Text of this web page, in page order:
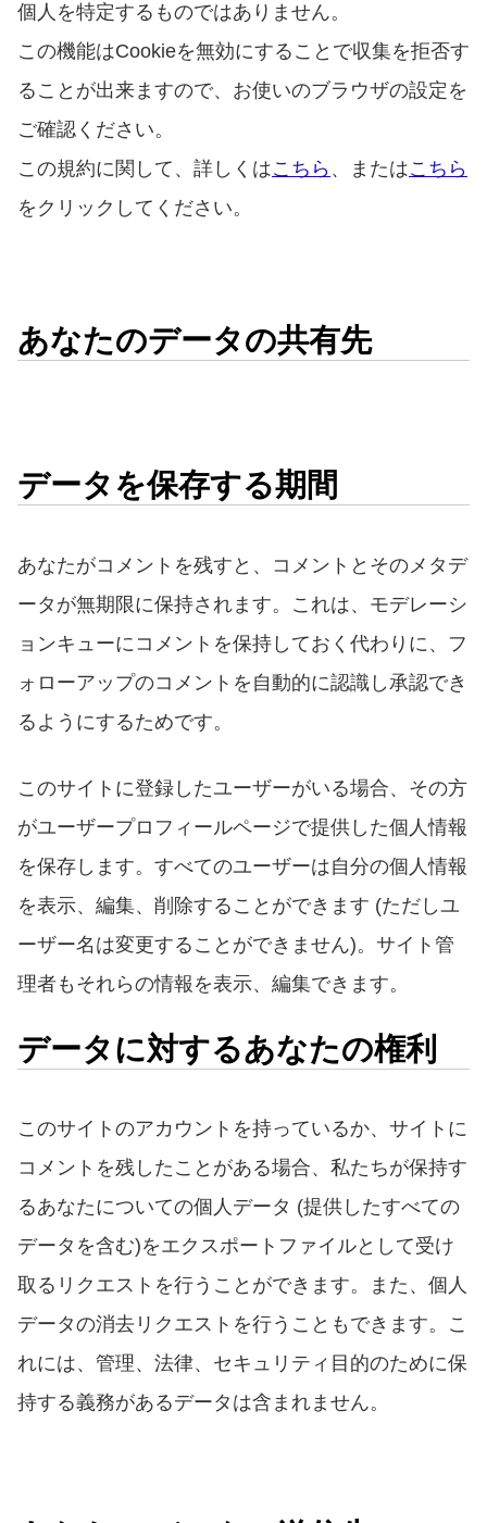
個人を特定するものではありません。
この機能はCookieを無効にすることで収集を拒否す
ることが出来ますので、お使いのブラウザの設定を
ご確認ください。
この規約に関して、詳しくはこちら 、またはこちら
をクリックしてください。
あなたのデータの共有先
データを保存する期間
あなたがコメントを残すと、コメントとそのメタデ
ータが無期限に保持されます。これは、モデレーシ
ョンキューにコメントを保持しておく代わりに、フ
ォローアップのコメントを自動的に認識し承認でき
るようにするためです。
このサイトに登録したユーザーがいる場合、その方
がユーザープロフィールページで提供した個人情報
を保存します。すべてのユーザーは自分の個人情報
を表示、編集、削除することができます (ただしユ
ーザー名は変更することができません)。サイト管
理者もそれらの情報を表示、編集できます。
データに対するあなたの権利
このサイトのアカウントを持っているか、サイトに
コメントを残したことがある場合、私たちが保持す
るあなたについての個人データ (提供したすべての
データを含む)をエクスポートファイルとして受け
取るリクエストを行うことができます。また、個人
データの消去リクエストを行うこともできます。こ
れには、管理、法律、セキュリティ目的のために保
持する義務があるデータは含まれません。